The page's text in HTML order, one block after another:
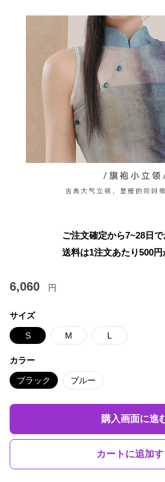
ご注文確定から7~28日
送料は1注文あたり500
6,060 円
サイズ
S M L
カラー
ブラック ブルー
購入画面に進
カートに追加